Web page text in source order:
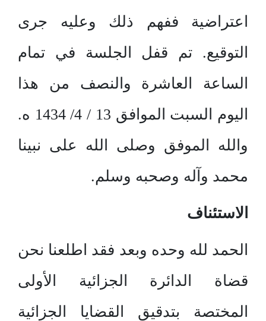
اعتراضية ففهم ذلك وعليه جرى
التوقيع. تم قفل الجلسة في تمام
الساعة العاشرة والنصف من هذا
اليوم السبت الموافق 13 / 4/ 1434 ه.
والله الموفق وصلى الله على نبينا
محمد وآله وصحبه وسلم.
الاستئناف
الحمد لله وحده وبعد فقد اطلعنا نحن
قضاة الدائرة الجزائية الأولى
المختصة بتدقيق القضايا الجزائية